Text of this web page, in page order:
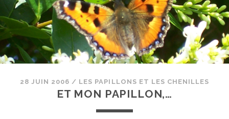
28 JUIN 2006 / LES PAPILLONS ET LES CHENILLES
ET MON PAPILLON,…